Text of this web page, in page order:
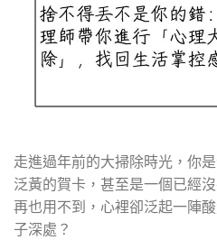
走進過年前的大掃除時光，你
泛黃的賀卡，甚至是一個已經
再也用不到，心裡卻泛起一陣
子深處？